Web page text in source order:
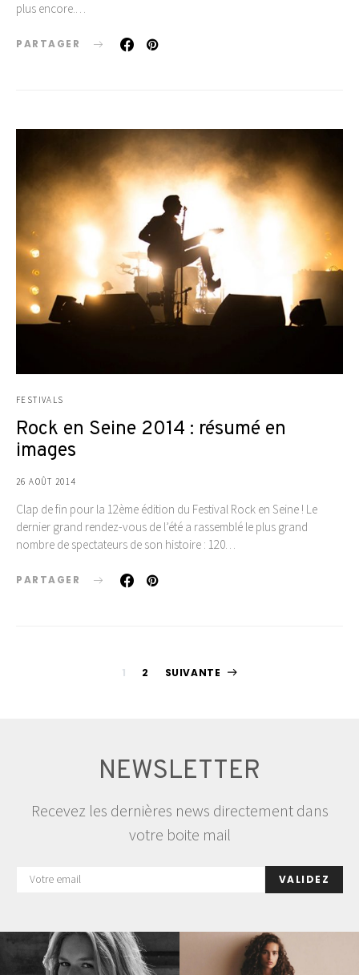
plus encore.…
PARTAGER
FESTIVALS
Rock en Seine 2014 : résumé en
images
26 AOÛT 2014
Clap de fin pour la 12ème édition du Festival Rock en Seine ! Le
dernier grand rendez-vous de l’été a rassemblé le plus grand
nombre de spectateurs de son histoire : 120…
PARTAGER
Pagination
1 2 SUIVANTE
NEWSLETTER
Recevez les dernières news directement dans
votre boite mail
VALIDEZ